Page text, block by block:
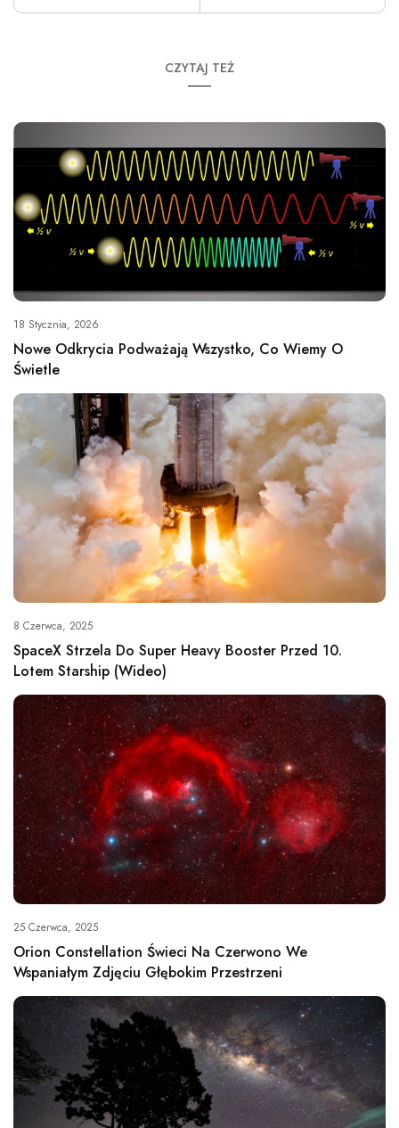
CZYTAJ TEŻ
18 Stycznia, 2026
Nowe Odkrycia Podważają Wszystko, Co Wiemy O
Świetle
8 Czerwca, 2025
SpaceX Strzela Do Super Heavy Booster Przed 10.
Lotem Starship (wideo)
25 Czerwca, 2025
Orion Constellation Świeci Na Czerwono We
Wspaniałym Zdjęciu Głębokim Przestrzeni